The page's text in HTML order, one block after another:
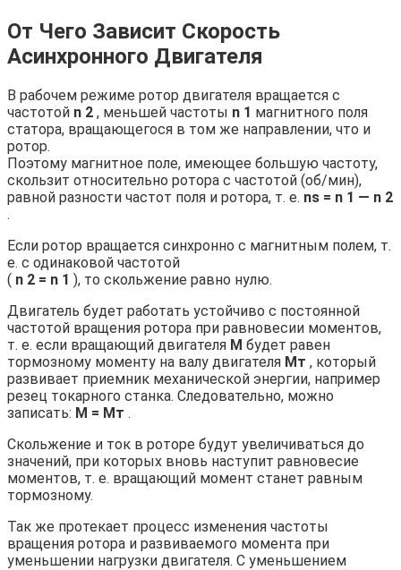
От Чего Зависит Скорость
Асинхронного Двигателя
В рабочем режиме ротор двигателя вращается с
частотой n 2 , меньшей частоты n 1 магнитного поля
статора, вращающегося в том же направлении, что и
ротор.
Поэтому магнитное поле, имеющее большую частоту,
скользит относительно ротора с частотой (об/мин),
равной разности частот поля и ротора, т. е. ns = n 1 — n 2
.
Если ротор вращается синхронно с магнитным полем, т.
е. с одинаковой частотой
( n 2 = n 1 ), то скольжение равно нулю.
Двигатель будет работать устойчиво с постоянной
частотой вращения ротора при равновесии моментов,
т. е. если вращающий двигателя М будет равен
тормозному моменту на валу двигателя Мт , который
развивает приемник механической энергии, например
резец токарного станка. Следовательно, можно
записать: М = Мт .
Скольжение и ток в роторе будут увеличиваться до
значений, при которых вновь наступит равновесие
моментов, т. е. вращающий момент станет равным
тормозному.
Так же протекает процесс изменения частоты
вращения ротора и развиваемого момента при
уменьшении нагрузки двигателя. С уменьшением